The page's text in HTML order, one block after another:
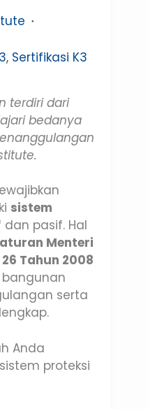
, Sertifikasi K3
terdiri dari
bedanya
sistem
dan pasif. Hal
Menteri
Tahun 2008
serta
Anda
proteksi